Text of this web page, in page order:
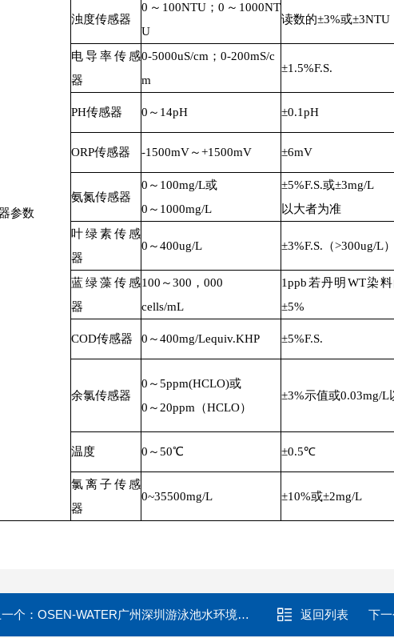
参数
浊度传感器
0～100NTU；0～1000NT
U
读数的±3%或
电导率传感
器
0-5000uS/cm；0-200mS/c
m
±1.5%F.S.
PH传感器 0～14pH ±0.1pH
ORP传感器 -1500mV～+1500mV ±6mV
氨氮传感器
0～100mg/L或
0～1000mg/L
±5%F.S.或±3mg/L
以大者为准
叶绿素传感
器
0～400ug/L ±3%F.S.（>300ug/L）
蓝绿藻传感
器
100～300，000
cells/mL
1ppb若丹明WT染
±5%
COD传感器 0～400mg/Lequiv.KHP ±5%F.S.
余氯传感器
0～5ppm(HCLO)或
0～20ppm（HCLO）
±3%示值或0.03mg/L
温度 0～50℃ ±0.5℃
氯离子传感
器
0~35500mg/L ±10%或±2mg/L
个：OSEN-WATER广州深圳游泳池水环境监管水质在线监测系统 返回列表 下一